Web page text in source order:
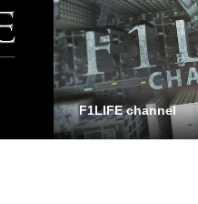
F1LIFE channel